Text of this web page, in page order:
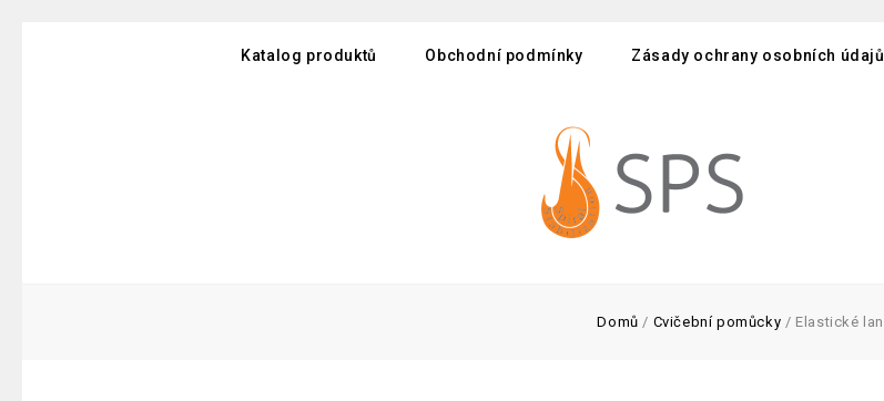
Katalog produktů Obchodní podmínky Zásady ochrany osobních údajů
Domů / Cvičební pomůcky / Elastické